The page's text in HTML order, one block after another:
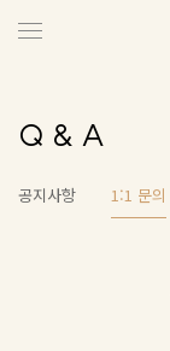
Q & A
공지사항 1:1 문의